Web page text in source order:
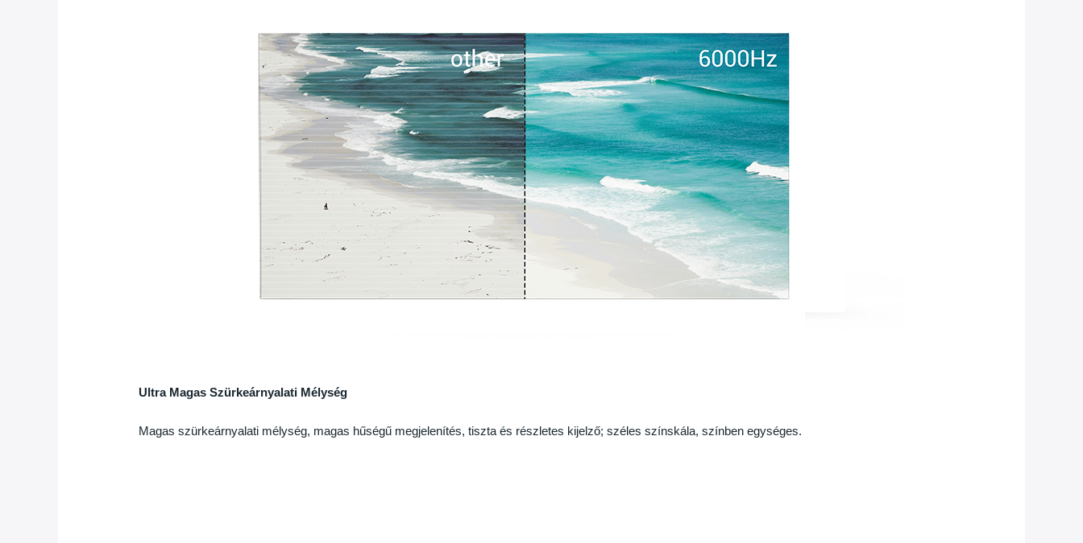
Ultra Magas Szürkeárnyalati Mélység
Magas szürkeárnyalati mélység, magas hűségű megjelenítés, tiszta és részletes kijelző; széles színskála, színben egységes.